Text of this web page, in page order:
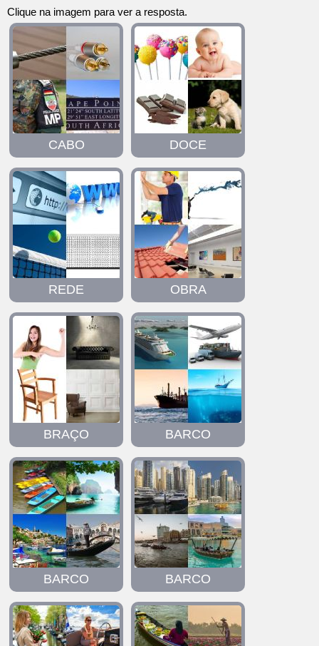
letras
e
digite
todas
as
letras:
Clique na imagem para ver a resposta.
CABO DOCE
REDE OBRA
BRAÇO BARCO
BARCO BARCO